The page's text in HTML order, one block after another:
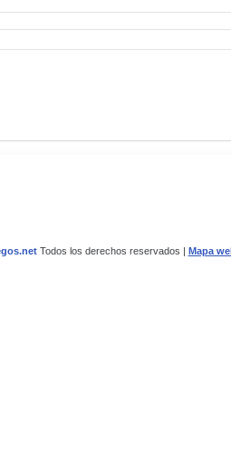
Todos los derechos reservados | Mapa